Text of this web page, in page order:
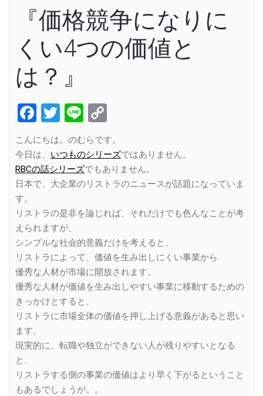
『価格競争になりに
くい4つの価値と
は？』
Facebook
Twitter
Line
Link
こんにちは。のむらです。
今日は、 いつものシリーズではありません。
RBCの話シリーズでもありません。
日本で、大企業のリストラのニュースが話題になっていま
す。
リストラの是非を論じれば、それだけでも色んなことが考
えられますが、
シンプルな社会的意義だけを考えると、
リストラによって、価値を生み出しにくい事業から
優秀な人材が市場に開放されます。
優秀な人材が価値を生み出しやすい事業に移動するための
きっかけとすると、
リストラに市場全体の価値を押し上げる意義があると思い
ます。
現実的に、転職や独立ができない人が残りやすいとなる
と、
リストラする側の事業の価値はより早く下がるということ
もあるでしょうが。。